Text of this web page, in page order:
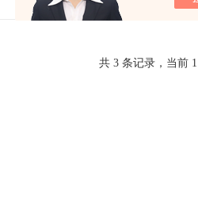
共 3 条记录，当前